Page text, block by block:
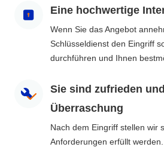
Eine hochwertige
Wenn Sie das Angebot
Schlüsseldienst den Eingriff
durchführen und Ihnen
Sie sind zufrieden
Überraschung
Nach dem Eingriff stellen wir
Anforderungen erfüllt werden.